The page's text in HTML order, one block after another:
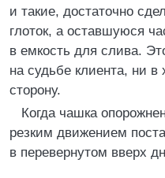
и такие, достаточно
глоток, а оставшуюся
в емкость для слива.
на судьбе клиента, ни
сторону.
Когда чашка
резким движением
в перевернутом вверх